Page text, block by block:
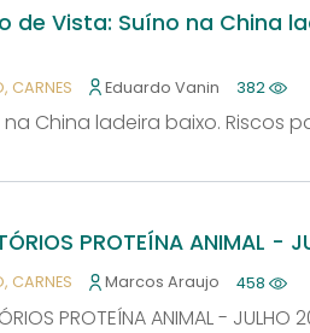
de Vista: Suíno na China
CARNES Eduardo Vanin 382
na China ladeira baixo. Riscos
PROTEÍNA ANIMAL -
CARNES Marcos Araujo 458
PROTEÍNA ANIMAL - JULHO